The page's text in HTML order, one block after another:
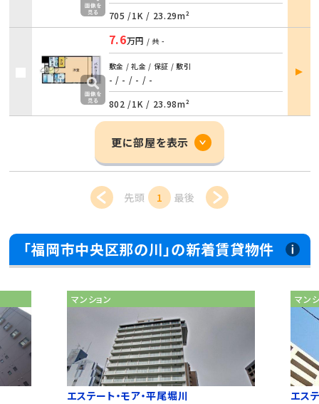
705 /1K / 23.29m²
7.6万円 / 共 -
敷金 / 礼金 / 保証 / 敷引
- / - / - / -
802 /1K / 23.98m²
部屋
詳細
更に部屋を表示
先頭 1 最後
「福岡市中央区那の川」の新着賃貸物件
マンション
エステート・モア・平尾堀川
マン
エス